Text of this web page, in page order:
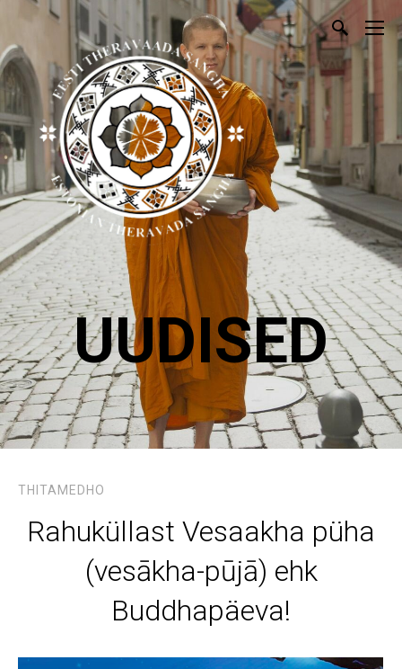
UUDISED
THITAMEDHO
Rahuküllast Vesaakha püha
(vesākha-pūjā) ehk
Buddhapäeva!